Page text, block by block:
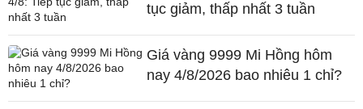
tục giảm, thấp nhất 3 tuần
Giá vàng 9999 Mi Hồng hôm
nay 4/8/2026 bao nhiêu 1 chỉ?